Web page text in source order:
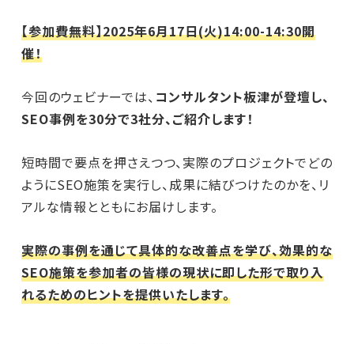
【参加費無料】2025年6月17日(火)14:00-14:30開
催！
今回のウェビナーでは、 コンサルタント板津が登壇し、
SEO事例を30分で3社分、ご紹介します！
短時間で要点を押さえつつ、実際のプロジェクトでどの
ようにSEO施策を実行し、成果に結びつけたのかを、リ
アルな情報とともにお届けします。
実際の事例を通じて具体的な改善点を学び、効果的な
SEO施策を参加者の皆様の現状に即した形で取り入
れるためのヒントを提供いたします。